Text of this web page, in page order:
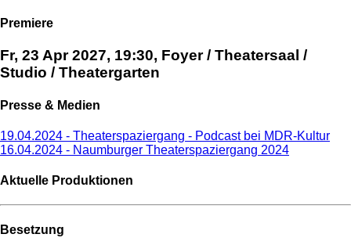
Premiere
Fr, 23 Apr 2027, 19:30, Foyer / Theatersaal /
Studio / Theatergarten
Presse & Medien
19.04.2024 - Theaterspaziergang - Podcast bei MDR-Kultur
16.04.2024 - Naumburger Theaterspaziergang 2024
Aktuelle Produktionen
Besetzung